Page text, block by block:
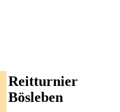
Reitturnier
Bösleben